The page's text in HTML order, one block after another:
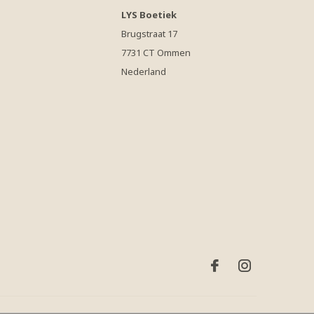
LYS Boetiek
Brugstraat 17
7731 CT Ommen
Nederland